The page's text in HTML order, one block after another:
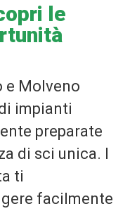
le
e Molveno
impianti
preparate
di sci unica. I
ti
facilmente